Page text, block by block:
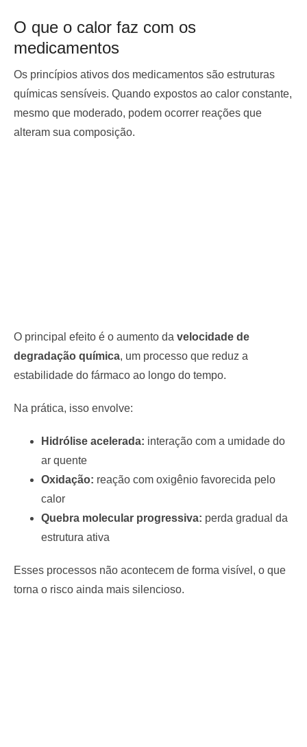
O que o calor faz com os
medicamentos
Os princípios ativos dos medicamentos são estruturas
químicas sensíveis. Quando expostos ao calor constante,
mesmo que moderado, podem ocorrer reações que
alteram sua composição.
O principal efeito é o aumento da velocidade de
degradação química, um processo que reduz a
estabilidade do fármaco ao longo do tempo.
Na prática, isso envolve:
Hidrólise acelerada: interação com a umidade do
ar quente
Oxidação: reação com oxigênio favorecida pelo
calor
Quebra molecular progressiva: perda gradual da
estrutura ativa
Esses processos não acontecem de forma visível, o que
torna o risco ainda mais silencioso.